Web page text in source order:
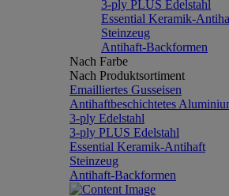
3-ply PLUS Edelstahl
Essential Keramik-
Steinzeug
Antihaft-Backformen
Nach Farbe
Nach Produktsortiment
Emailliertes Gusseisen
Antihaftbeschichtetes
3-ply Edelstahl
3-ply PLUS Edelstahl
Essential Keramik-Antihaft
Steinzeug
Antihaft-Backformen